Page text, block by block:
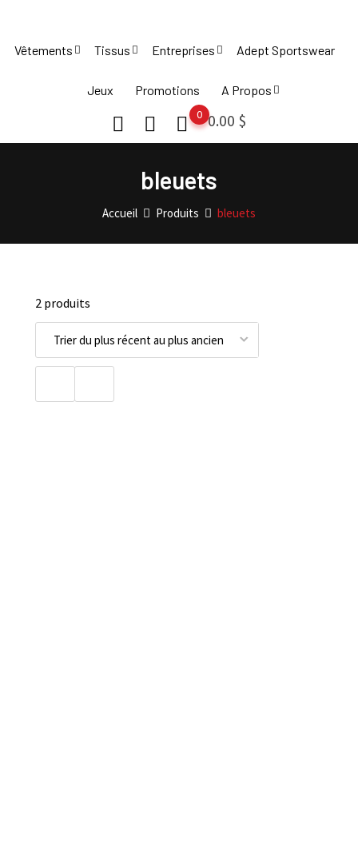
content
Vêtements Tissus Entreprises Adept Sportswear
Jeux Promotions A Propos
0.00 $
0
bleuets
Accueil Produits bleuets
2 produits